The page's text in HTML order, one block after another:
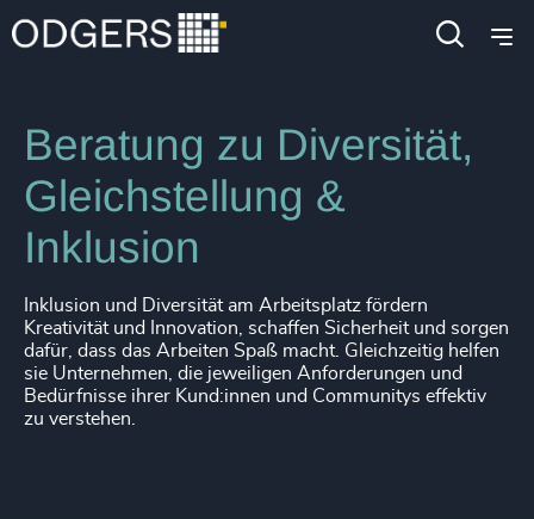
Kompetenz Services
Beratung zu Diversität,
Gleichstellung &
Inklusion
Inklusion und Diversität am Arbeitsplatz fördern
Kreativität und Innovation, schaffen Sicherheit und sorgen
dafür, dass das Arbeiten Spaß macht. Gleichzeitig helfen
sie Unternehmen, die jeweiligen Anforderungen und
Bedürfnisse ihrer Kund:innen und Communitys effektiv
zu verstehen.